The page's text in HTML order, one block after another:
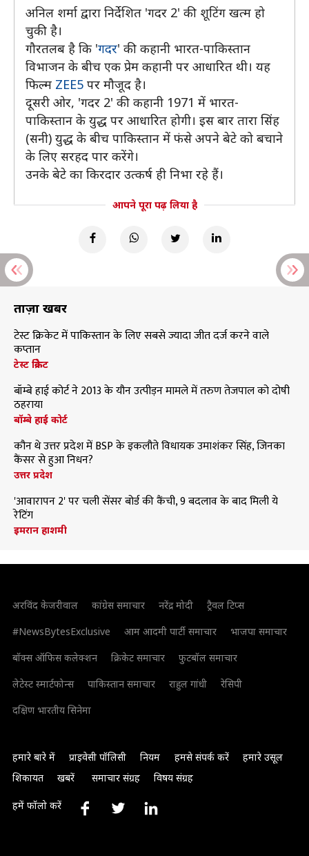
अनिल शर्मा द्वारा निर्देशित 'गदर 2' की शूटिंग खत्म हो
चुकी है।
गौरतलब है कि 'गदर' की कहानी भारत-पाकिस्तान
विभाजन के बीच एक प्रेम कहानी पर आधारित थी। यह
फिल्म ZEE5 पर मौजूद है।
दूसरी ओर, 'गदर 2' की कहानी 1971 में भारत-
पाकिस्तान के युद्ध पर आधारित होगी। इस बार तारा सिंह
(सनी) युद्ध के बीच पाकिस्तान में फंसे अपने बेटे को बचाने
के लिए सरहद पार करेंगे।
उनके बेटे का किरदार उत्कर्ष ही निभा रहे हैं।
आपने पूरा पढ़ लिया है
ताज़ा खबरें
टेस्ट क्रिकेट में पाकिस्तान के लिए सबसे ज्यादा जीत दर्ज करने वाले
कप्तान
टेस्ट क्रिकेट
बॉम्बे हाई कोर्ट ने 2013 के यौन उत्पीड़न मामले में तरुण तेजपाल को दोषी
ठहराया
बॉम्बे हाई कोर्ट
कौन थे उत्तर प्रदेश में BSP के इकलौते विधायक उमाशंकर सिंह, जिनका
कैंसर से हुआ निधन?
उत्तर प्रदेश
'आवारापन 2' पर चली सेंसर बोर्ड की कैंची, 9 बदलाव के बाद मिली ये
रेटिंग
इमरान हाशमी
अरविंद केजरीवाल कांग्रेस समाचार नरेंद्र मोदी
ट्रैवल टिप्स
#NewsBytesExclusive
आम आदमी पार्टी समाचार
भाजपा समाचार
बॉक्स ऑफिस कलेक्शन
क्रिकेट समाचार
फुटबॉल समाचार
लेटेस्ट स्मार्टफोन्स
पाकिस्तान समाचार राहुल गांधी
रेसिपी
दक्षिण भारतीय सिनेमा
हमारे बारे में प्राइवेसी पॉलिसी नियम हमसे संपर्क करें
हमारे उसूल
शिकायत
खबरें समाचार संग्रह विषय संग्रह
हमें फॉलो करें